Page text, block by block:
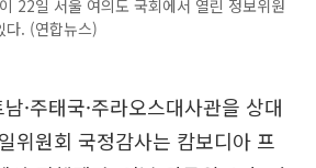
22일 서울 여의도 국회에서 열린 정보위원
다. (연합뉴스)
·주태국·주라오스대사관을 상대
위원회 국정감사는 캄보디아 프